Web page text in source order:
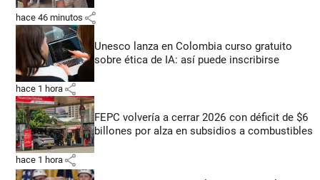
hace 46 minutos share
Unesco lanza en Colombia curso gratuito
sobre ética de IA: así puede inscribirse
hace 1 hora share
FEPC volvería a cerrar 2026 con déficit de $6
billones por alza en subsidios a combustibles
hace 1 hora share